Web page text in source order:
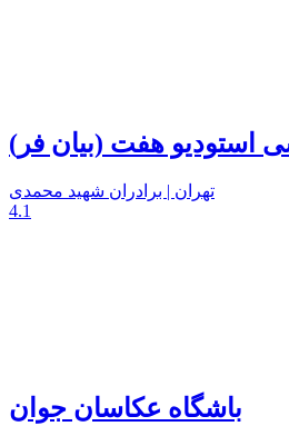
استودیو هفت (بیان فر)
تهران | برادران شهید محمدی
4.1
باشگاه عکاسان جوان